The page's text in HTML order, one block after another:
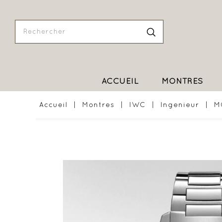
ACCUEIL MONTRES
Accueil Montres IWC Ingenieur